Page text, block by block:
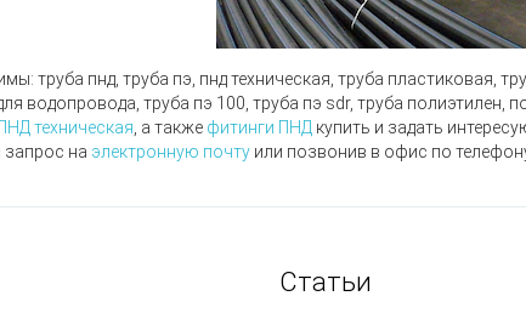
труба пнд, труба пэ, пнд техническая, труба пластиковая,
водопровода, труба пэ 100, труба пэ sdr, труба полиэтилен,
техническая , а также фитинги ПНД купить и задать
запрос на электронную почту или позвонив в офис по
Статьи